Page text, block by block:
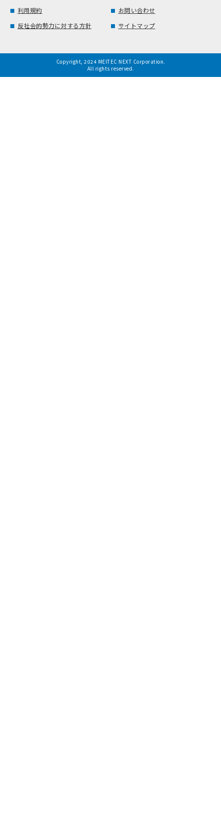
利用規約
お問い合わせ
反社会的勢力に対する方針
サイトマップ
Copyright, 2024 MEITEC NEXT Corporation.
All rights reserved.